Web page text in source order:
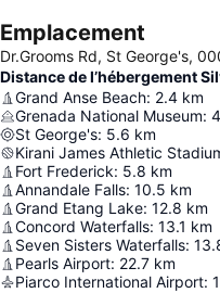
Emplacement
Dr.Grooms Rd, St George's,
Distance de l’hébergement
Grand Anse Beach: 2.4 km
Grenada National Museum:
St George's: 5.6 km
Kirani James Athletic
Fort Frederick: 5.8 km
Annandale Falls: 10.5 km
Grand Etang Lake: 12.8 km
Concord Waterfalls: 13.1 km
Seven Sisters Waterfalls:
Pearls Airport: 22.7 km
Piarco International Airport: